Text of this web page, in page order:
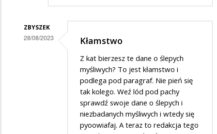
ZBYSZEK
28/08/2023 Kłamstwo
Z kat bierzesz te dane o ślepych
myśliwych? To jest kłamstwo i
podlega pod paragraf. Nie pień się
tak kolego. Weź lód pod pachy
sprawdź swoje dane o ślepych i
niezbadanych myśliwych i wtedy się
pyoowiafaj. A teraz to redakcja tego